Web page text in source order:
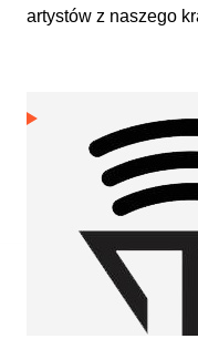
artystów z naszego